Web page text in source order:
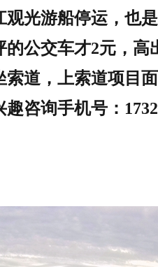
观光游船停运，也
的公交车才2元，高
索道，上索道项目
咨询手机号：